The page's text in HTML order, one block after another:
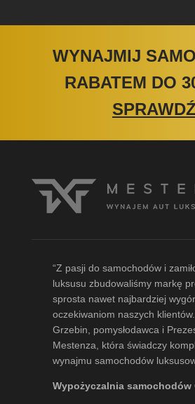
WYNAJMIJ
RABATEM DO
“Z pasji do samochodów i
luksusu zbudowaliśmy markę
sprosta nawet najbardziej
oczekiwaniom naszych
Grzebin , pomysłodawca i
Mestenza, która świadczy
wynajmu samochodów
Wypożyczalnia samochodów